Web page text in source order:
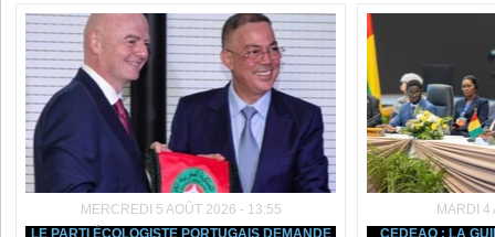
MERCREDI 5 AOÛT 2026 - 13:55
LE PARTI ÉCOLOGISTE PORTUGAIS DEMANDE
MARDI 4
CEDEAO : LA